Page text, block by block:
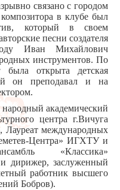
связано с городом
в клубе был
который в своем
песни создателя
Иван Михайлович
инструментов. По
открыта детская
он преподавал и на
академический
центра г.Вичуга
Лауреат международных
Центра» ИГХТУ и
«Классика»
дирижер, заслуженный
работник высшего
Бобров).